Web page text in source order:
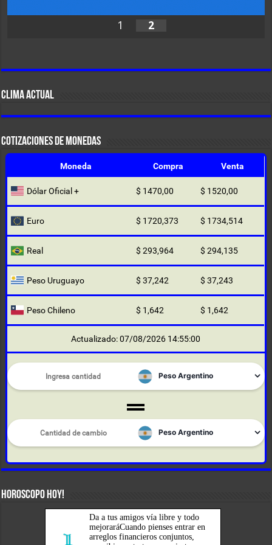
1 2
CLIMA ACTUAL
COTIZACIONES DE MONEDAS
Moneda Compra Venta
Dólar Oficial + $ 1470,00 $ 1520,00
Euro $ 1720,373 $ 1734,514
Real $ 293,964 $ 294,135
Peso Uruguayo $ 37,242 $ 37,243
Peso Chileno $ 1,642 $ 1,642
Actualizado: 07/08/2026 14:55:00
HOROSCOPO HOY!